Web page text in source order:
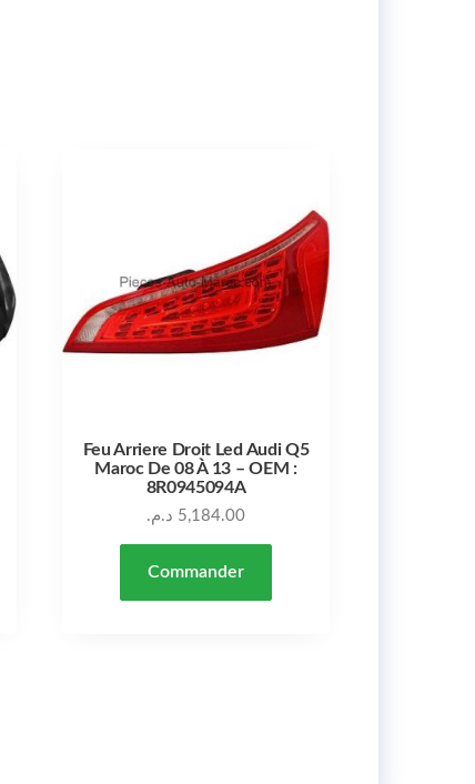
Feu Arriere Droit Led Audi Q5
Maroc De 08 À 13 – OEM :
8R0945094A
5,184.00 د.م.
Commander